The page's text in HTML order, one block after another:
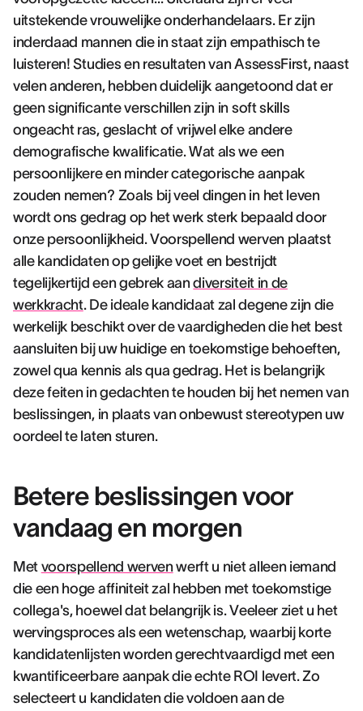
uitstekende vrouwelijke onderhandelaars. Er zijn
inderdaad mannen die in staat zijn empathisch te
luisteren! Studies en resultaten van AssessFirst, naast
velen anderen, hebben duidelijk aangetoond dat er
geen significante verschillen zijn in soft skills
ongeacht ras, geslacht of vrijwel elke andere
demografische kwalificatie. Wat als we een
persoonlijkere en minder categorische aanpak
zouden nemen? Zoals bij veel dingen in het leven
wordt ons gedrag op het werk sterk bepaald door
onze persoonlijkheid. Voorspellend werven plaatst
alle kandidaten op gelijke voet en bestrijdt
tegelijkertijd een gebrek aandiversiteit in de
werkkracht. De ideale kandidaat zal degene zijn die
werkelijk beschikt over de vaardigheden die het best
aansluiten bij uw huidige en toekomstige behoeften,
zowel qua kennis als qua gedrag. Het is belangrijk
deze feiten in gedachten te houden bij het nemen van
beslissingen, in plaats van onbewust stereotypen uw
oordeel te laten sturen.
Betere beslissingen voor
vandaag en morgen
Met voorspellend wervenwerft u niet alleen iemand
die een hoge affiniteit zal hebben met toekomstige
collega's, hoewel dat belangrijk is. Veeleer ziet u het
wervingsproces als een wetenschap, waarbij korte
kandidatenlijsten worden gerechtvaardigd met een
kwantificeerbare aanpak die echte ROI levert. Zo
selecteert u kandidaten die voldoen aan de